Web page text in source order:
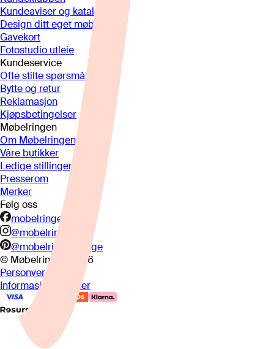
Kundeaviser og kataloger
Design ditt eget møbel
Gavekort
Fotostudio utleie
Kundeservice
Ofte stilte spørsmål
Bytte og retur
Reklamasjon
Kjøpsbetingelser
Møbelringen
Om Møbelringen
Våre butikker
Ledige stillinger
Presserom
Merker
Følg oss
mobelringen.no
@mobelringen
@mobelringennorge
© Møbelringen
2026
Personvern
Informasjonskapsler